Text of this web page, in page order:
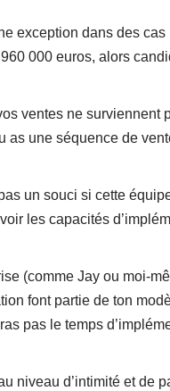
exception dans des cas
000 euros, alors
ventes ne surviennent
as une séquence de
un souci si cette
les capacités
(comme Jay ou moi-
font partie de ton
pas le temps
niveau d’intimité et de